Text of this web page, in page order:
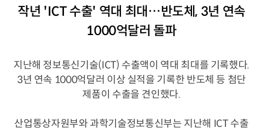
작년 'ICT 수출' 역대 최대…반도체, 3년 연속
1000억달러 돌파
지난해 정보통신기술(ICT) 수출액이 역대 최대를 기록했다.
3년 연속 1000억달러 이상 실적을 기록한 반도체 등 첨단
제품이 수출을 견인했다.
산업통상자원부와 과학기술정보통신부는 지난해 ICT 수출